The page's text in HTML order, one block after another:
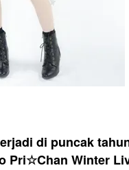
di puncak
Pri☆Chan Winter